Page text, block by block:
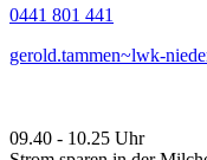
0441 801 441
gerold.tammen~lwk-
09.40 - 10.25 Uhr